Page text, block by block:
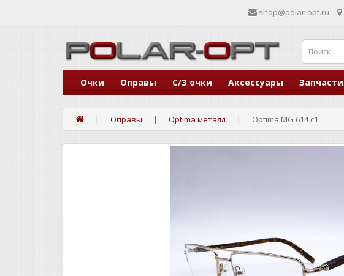
shop@polar-opt.ru
Очки Оправы С/З очки Аксессуары Запчасти
Оправы Optima металл Optima MG 614 c1